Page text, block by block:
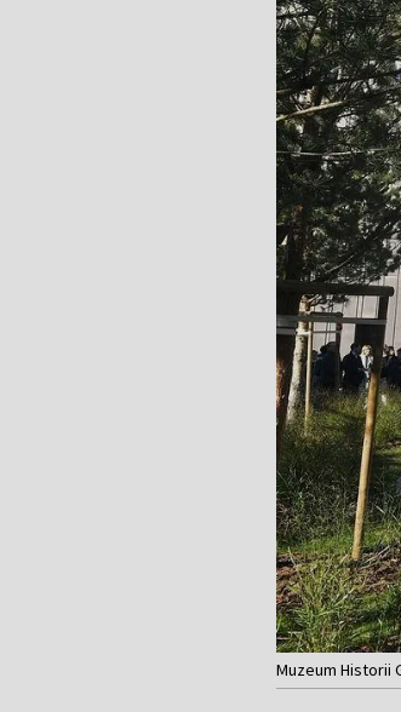
Muzeum Historii